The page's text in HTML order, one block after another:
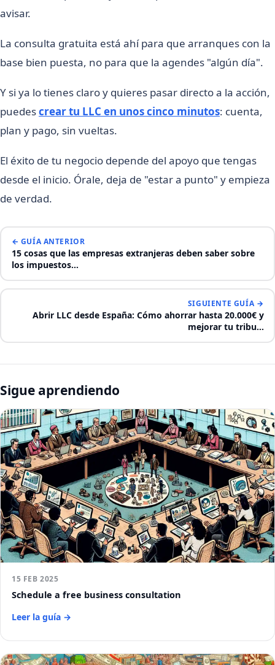
avisar.
La consulta gratuita está ahí para que arranques con la
base bien puesta, no para que la agendes "algún día".
Y si ya lo tienes claro y quieres pasar directo a la acción,
puedescrear tu LLC en unos cinco minutos: cuenta,
plan y pago, sin vueltas.
El éxito de tu negocio depende del apoyo que tengas
desde el inicio. Órale, deja de "estar a punto" y empieza
de verdad.
← GUÍA ANTERIOR
15 cosas que las empresas extranjeras deben saber sobre
los impuestos…
SIGUIENTE GUÍA →
Abrir LLC desde España: Cómo ahorrar hasta 20.000€ y
mejorar tu tribu…
Sigue aprendiendo
15 FEB 2025
Schedule a free business consultation
Leer la guía →